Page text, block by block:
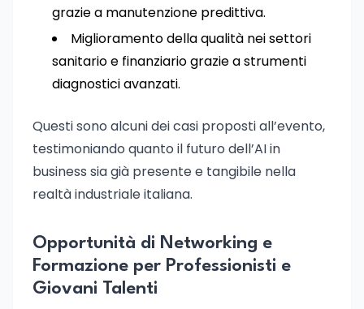
grazie a manutenzione predittiva.
Miglioramento della qualità nei settori
sanitario e finanziario grazie a strumenti
diagnostici avanzati.
Questi sono alcuni dei casi proposti all’evento,
testimoniando quanto il futuro dell’AI in
business sia già presente e tangibile nella
realtà industriale italiana.
Opportunità di Networking e
Formazione per Professionisti e
Giovani Talenti